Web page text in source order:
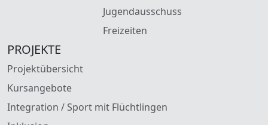
Jugendausschuss
Freizeiten
PROJEKTE
Projektübersicht
Kursangebote
Integration / Sport mit Flüchtlingen